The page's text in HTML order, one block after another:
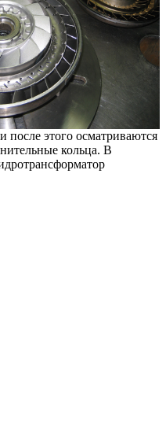
после этого осматриваются
кольца. В